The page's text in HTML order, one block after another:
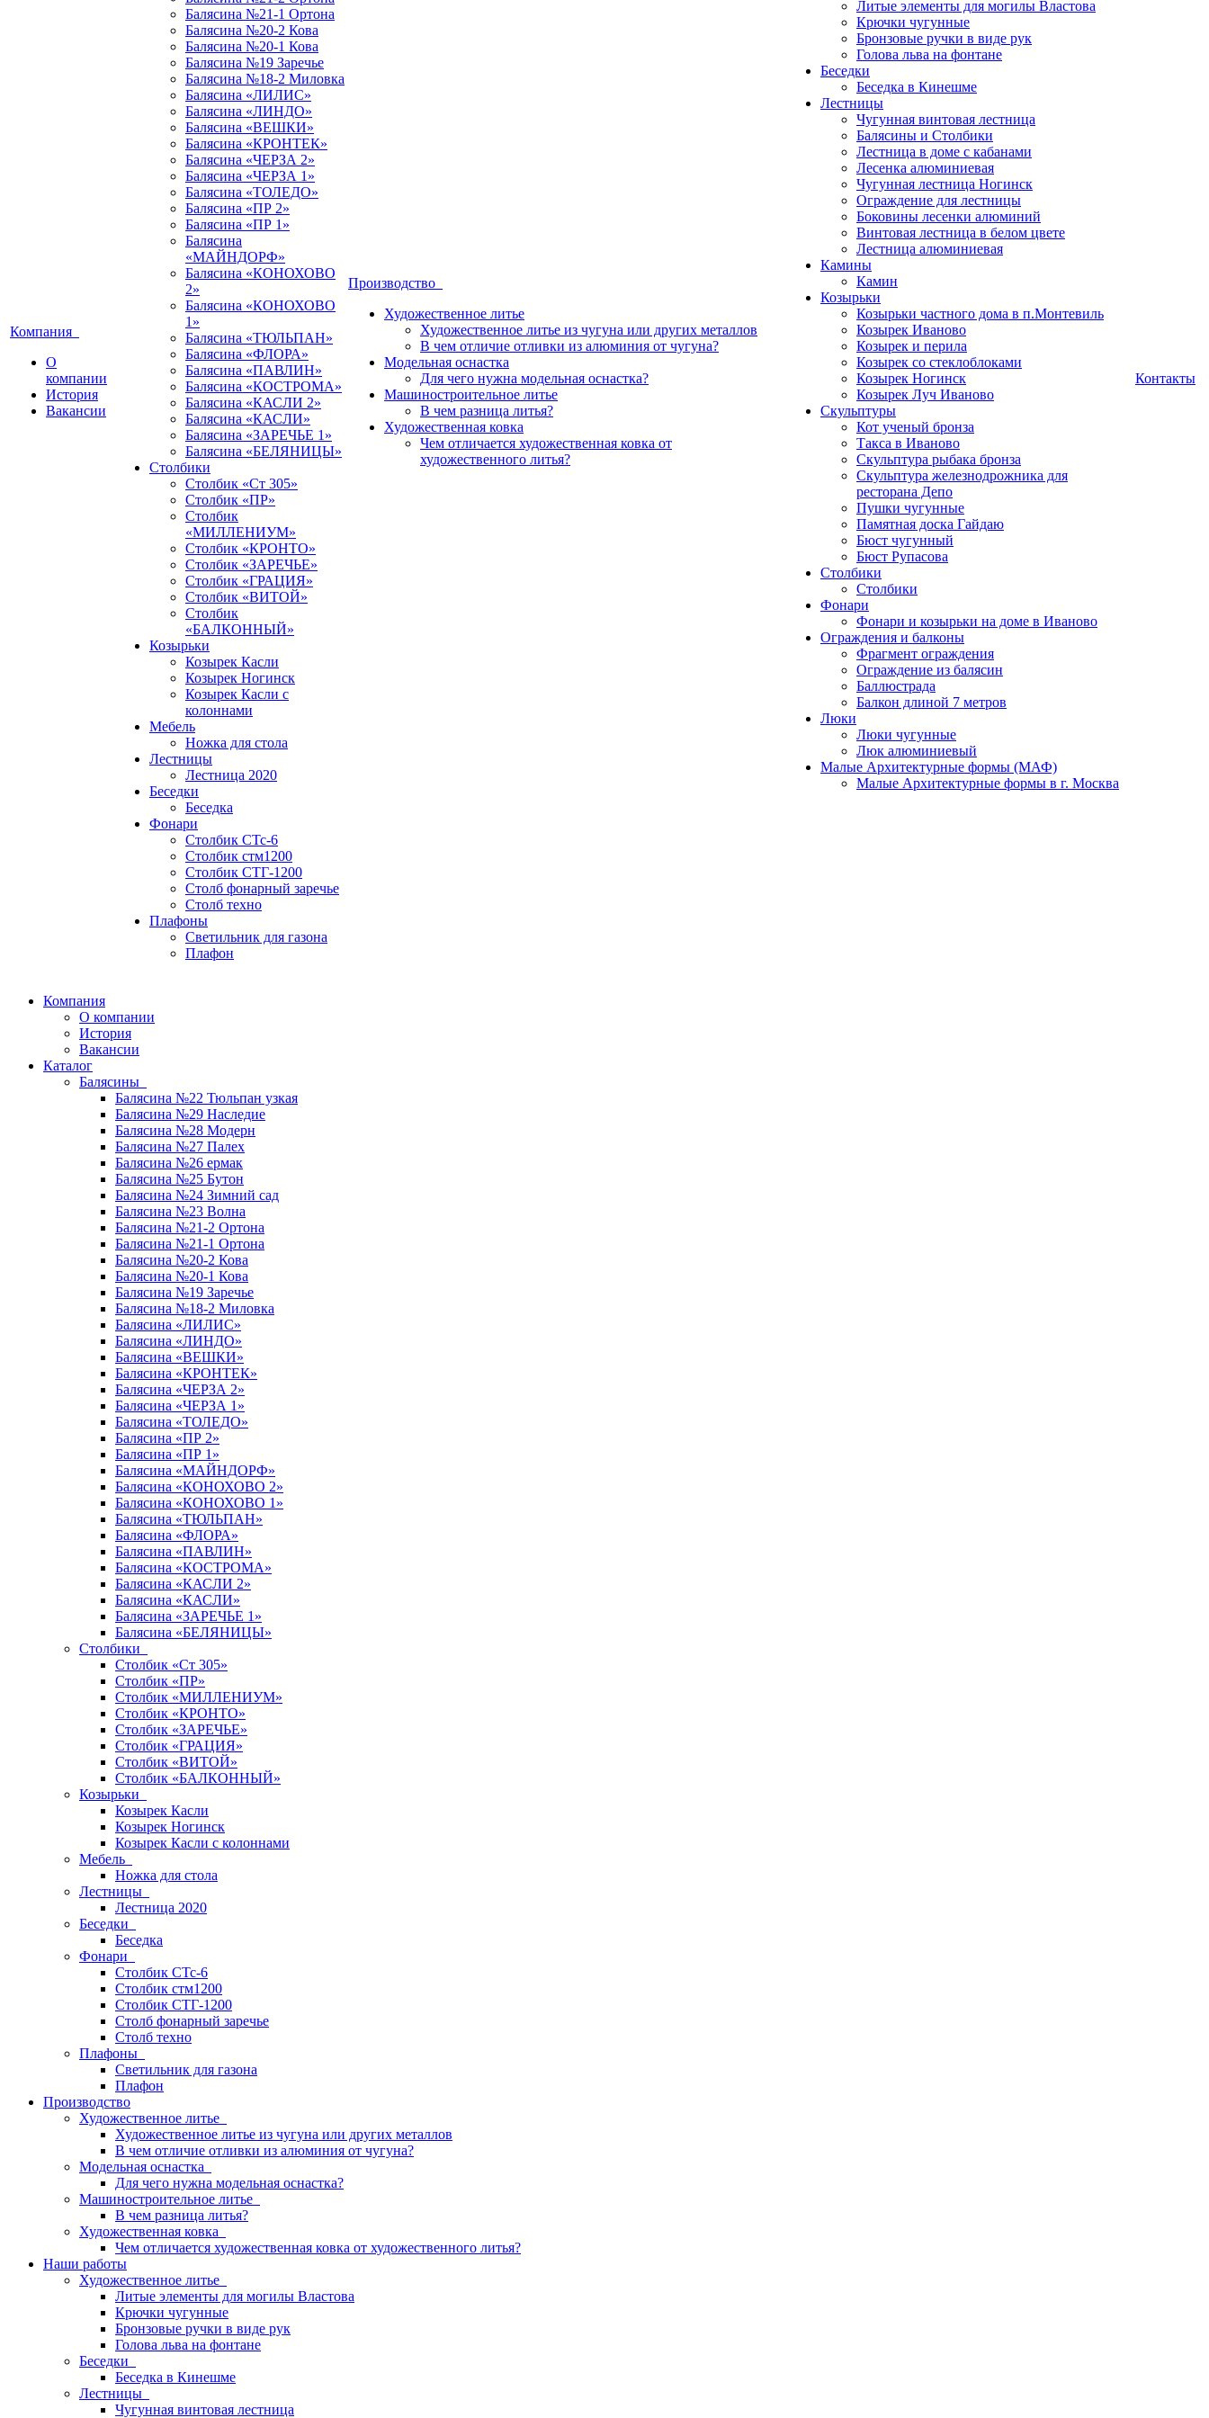
Компания
О
компании
История
Вакансии
Балясина №21-1 Ортона
Балясина №20-2 Кова
Балясина №20-1 Кова
Балясина №19 Заречье
Балясина №18-2 Миловка
Балясина «ЛИЛИС»
Балясина «ЛИНДО»
Балясина «ВЕШКИ»
Балясина «КРОНТЕК»
Балясина «ЧЕРЗА 2»
Балясина «ЧЕРЗА 1»
Балясина «ТОЛЕДО»
Балясина «ПР 2»
Балясина «ПР 1»
Балясина
«МАЙНДОРФ»
Балясина «КОНОХОВО
2»
Балясина «КОНОХОВО
1»
Балясина «ТЮЛЬПАН»
Балясина «ФЛОРА»
Балясина «ПАВЛИН»
Балясина «КОСТРОМА»
Балясина «КАСЛИ 2»
Балясина «КАСЛИ»
Балясина «ЗАРЕЧЬЕ 1»
Балясина «БЕЛЯНИЦЫ»
Столбики
Столбик «Ст 305»
Столбик «ПР»
Столбик
«МИЛЛЕНИУМ»
Столбик «КРОНТО»
Столбик «ЗАРЕЧЬЕ»
Столбик «ГРАЦИЯ»
Столбик «ВИТОЙ»
Столбик
«БАЛКОННЫЙ»
Козырьки
Козырек Касли
Козырек Ногинск
Козырек Касли с
колоннами
Мебель
Ножка для стола
Лестницы
Лестница 2020
Беседки
Беседка
Фонари
Столбик СТс-6
Столбик стм1200
Столбик СТГ-1200
Столб фонарный заречье
Столб техно
Плафоны
Светильник для газона
Плафон
Производство
Художественное литье
Художественное литье из чугуна или других металлов
В чем отличие отливки из алюминия от чугуна?
Модельная оснастка
Для чего нужна модельная оснастка?
Машиностроительное литье
В чем разница литья?
Художественная ковка
Чем отличается художественная ковка от
художественного литья?
Литые элементы для могилы Властова
Крючки чугунные
Бронзовые ручки в виде рук
Голова льва на фонтане
Беседки
Беседка в Кинешме
Лестницы
Чугунная винтовая лестница
Балясины и Столбики
Лестница в доме с кабанами
Лесенка алюминиевая
Чугунная лестница Ногинск
Ограждение для лестницы
Боковины лесенки алюминий
Винтовая лестница в белом цвете
Лестница алюминиевая
Камины
Камин
Козырьки
Козырьки частного дома в п.Монтевиль
Козырек Иваново
Козырек и перила
Козырек со стеклоблоками
Козырек Ногинск
Козырек Луч Иваново
Скульптуры
Кот ученый бронза
Такса в Иваново
Скульптура рыбака бронза
Скульптура железнодрожника для
ресторана Депо
Пушки чугунные
Памятная доска Гайдаю
Бюст чугунный
Бюст Рупасова
Столбики
Столбики
Фонари
Фонари и козырьки на доме в Иваново
Ограждения и балконы
Фрагмент ограждения
Ограждение из балясин
Баллюстрада
Балкон длиной 7 метров
Люки
Люки чугунные
Люк алюминиевый
Малые Архитектурные формы (МАФ)
Малые Архитектурные формы в г. Москва
Контакты
Компания
О компании
История
Вакансии
Каталог
Балясины
Балясина №22 Тюльпан узкая
Балясина №29 Наследие
Балясина №28 Модерн
Балясина №27 Палех
Балясина №26 ермак
Балясина №25 Бутон
Балясина №24 Зимний сад
Балясина №23 Волна
Балясина №21-2 Ортона
Балясина №21-1 Ортона
Балясина №20-2 Кова
Балясина №20-1 Кова
Балясина №19 Заречье
Балясина №18-2 Миловка
Балясина «ЛИЛИС»
Балясина «ЛИНДО»
Балясина «ВЕШКИ»
Балясина «КРОНТЕК»
Балясина «ЧЕРЗА 2»
Балясина «ЧЕРЗА 1»
Балясина «ТОЛЕДО»
Балясина «ПР 2»
Балясина «ПР 1»
Балясина «МАЙНДОРФ»
Балясина «КОНОХОВО 2»
Балясина «КОНОХОВО 1»
Балясина «ТЮЛЬПАН»
Балясина «ФЛОРА»
Балясина «ПАВЛИН»
Балясина «КОСТРОМА»
Балясина «КАСЛИ 2»
Балясина «КАСЛИ»
Балясина «ЗАРЕЧЬЕ 1»
Балясина «БЕЛЯНИЦЫ»
Столбики
Столбик «Ст 305»
Столбик «ПР»
Столбик «МИЛЛЕНИУМ»
Столбик «КРОНТО»
Столбик «ЗАРЕЧЬЕ»
Столбик «ГРАЦИЯ»
Столбик «ВИТОЙ»
Столбик «БАЛКОННЫЙ»
Козырьки
Козырек Касли
Козырек Ногинск
Козырек Касли с колоннами
Мебель
Ножка для стола
Лестницы
Лестница 2020
Беседки
Беседка
Фонари
Столбик СТс-6
Столбик стм1200
Столбик СТГ-1200
Столб фонарный заречье
Столб техно
Плафоны
Светильник для газона
Плафон
Производство
Художественное литье
Художественное литье из чугуна или других металлов
В чем отличие отливки из алюминия от чугуна?
Модельная оснастка
Для чего нужна модельная оснастка?
Машиностроительное литье
В чем разница литья?
Художественная ковка
Чем отличается художественная ковка от художественного литья?
Наши работы
Художественное литье
Литые элементы для могилы Властова
Крючки чугунные
Бронзовые ручки в виде рук
Голова льва на фонтане
Беседки
Беседка в Кинешме
Лестницы
Чугунная винтовая лестница